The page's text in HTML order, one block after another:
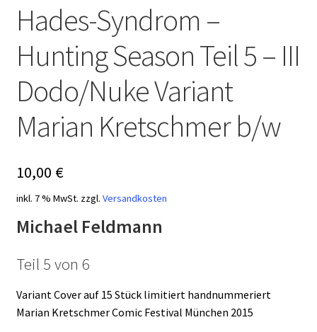
Hades-Syndrom –
Hunting Season Teil 5 – III
Dodo/Nuke Variant
Marian Kretschmer b/w
10,00 €
inkl. 7 % MwSt. zzgl. Versandkosten
Michael Feldmann
Teil 5 von 6
Variant Cover auf 15 Stück limitiert handnummeriert
Marian Kretschmer Comic Festival München 2015